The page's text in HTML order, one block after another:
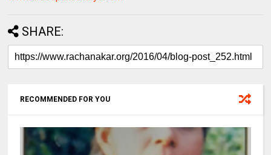
SHARE:
RECOMMENDED FOR YOU